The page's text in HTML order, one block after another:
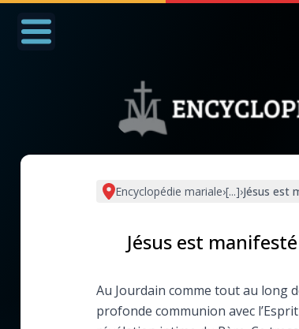
Nous soutenir À propos
Prier au quotidien
Les premiers samedis
◼︎À la une
Contact
Encyclopédie mariale›[...]›Jésus est
Jésus est
Au Jourdain comme tout au long
profonde communion avec